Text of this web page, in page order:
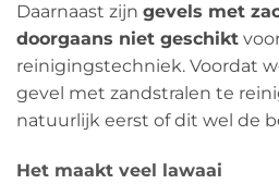
Daarnaast zijn gevels met
doorgaans niet geschikt
reinigingstechniek. Voordat
gevel met zandstralen te
natuurlijk eerst of dit wel de
Het maakt veel lawaai